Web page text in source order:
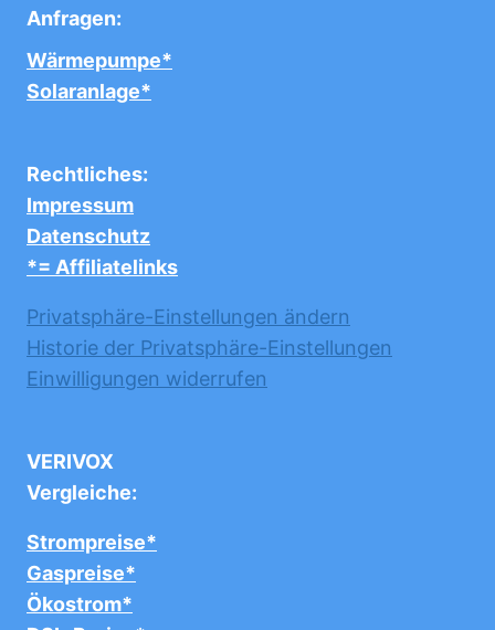
Anfragen:
Wärmepumpe*
Solaranlage*
Rechtliches:
Impressum
Datenschutz
*= Affiliatelinks
Privatsphäre-Einstellungen ändern
Historie der Privatsphäre-Einstellungen
Einwilligungen widerrufen
VERIVOX
Vergleiche:
Strompreise*
Gaspreise*
Ökostrom*